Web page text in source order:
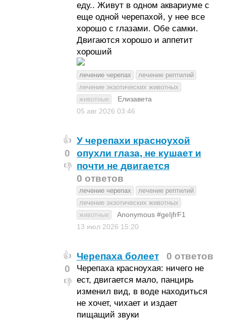
еду.. Живут в одном аквариуме с
еще одной черепахой, у нее все
хорошо с глазами. Обе самки.
Двигаются хорошо и аппетит
хороший
лечение черепах
лечение рептилий
лечение экзотических животных
животные
Елизавета
05 авг 2026 03:46
👍
0
👎
У черепахи красноухой
опухли глаза, не кушает и
почти не двигается
0 ответов
лечение черепах
лечение рептилий
лечение экзотических животных
животные
Anonymous #geIjfrF1
13 июл 2026 15:20
👍
0
👎
Черепаха болеет 0 ответов
Черепаха красноухая: ничего не
ест, двигается мало, панцирь
изменил вид, в воде находиться
не хочет, чихает и издает
пищащий звуки